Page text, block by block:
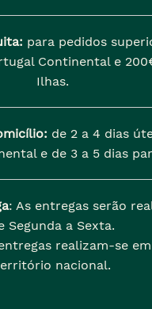
para pedidos
Continental e
Ilhas.
de 2 a 4 dias
e de 3 a 5 dias
: As entregas serão
Segunda a Sexta.
realizam-se
nacional.